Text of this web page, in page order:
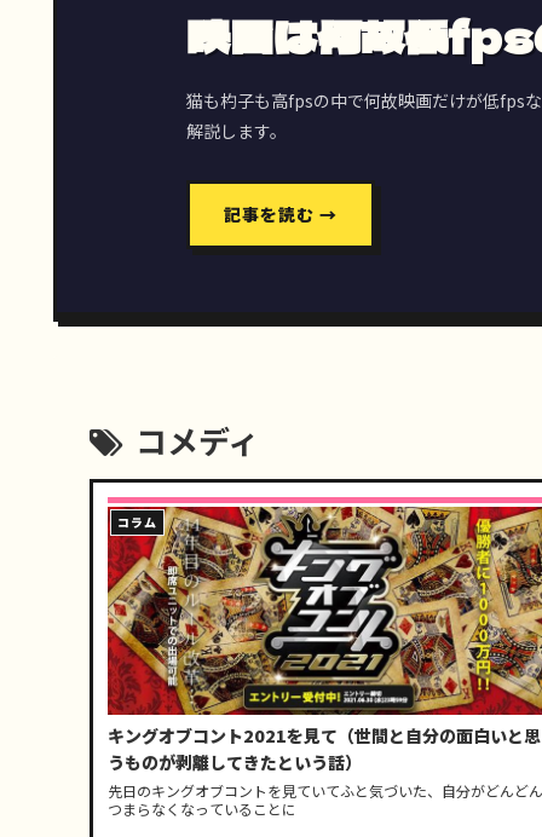
映画は何故低fps
猫も杓子も高fpsの中で何故映画だけが低fps
解説します。
記事を読む →
コメディ
コラム
キングオブコント2021を見て（世間と自分の面白いと思
うものが剥離してきたという話）
先日のキングオブコントを見ていてふと気づいた、自分がどんどん
つまらなくなっていることに